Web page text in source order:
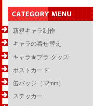
新規キャラ制作
キャラの着せ替え
キャラ★プラ グッズ
ポストカード
缶バッジ（32mm）
ステッカー